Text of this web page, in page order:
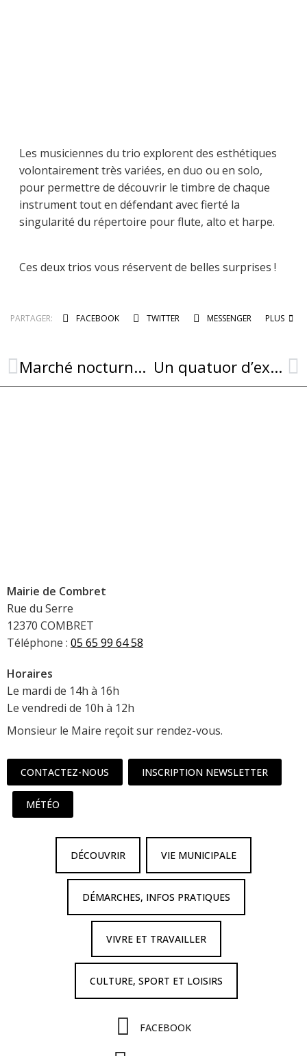
Les musiciennes du trio explorent des esthétiques
volontairement très variées, en duo ou en solo,
pour permettre de découvrir le timbre de chaque
instrument tout en défendant avec fierté la
singularité du répertoire pour flute, alto et harpe.
Ces deux trios vous réservent de belles surprises !
PARTAGER: FACEBOOK TWITTER MESSENGER PLUS
Marché nocturne de pays et marché artisanal ce mardi 9 aout ! Un quatuor d’exception !
Mairie de Combret
Rue du Serre
12370 COMBRET
Téléphone : 05 65 99 64 58
Horaires
Le mardi de 14h à 16h
Le vendredi de 10h à 12h
Monsieur le Maire reçoit sur rendez-vous.
CONTACTEZ-NOUS INSCRIPTION NEWSLETTER
MÉTÉO
DÉCOUVRIR VIE MUNICIPALE
DÉMARCHES, INFOS PRATIQUES
VIVRE ET TRAVAILLER
CULTURE, SPORT ET LOISIRS
FACEBOOK